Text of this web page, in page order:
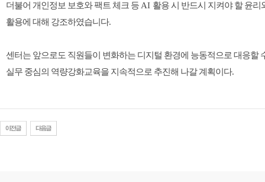
더불어 개인정보 보호와 팩트 체크 등 AI 활용 시 반드시 지켜야 할 윤
활용에 대해 강조하였습니다.
센터는 앞으로도 직원들이 변화하는 디지털 환경에 능동적으로 대응할
실무 중심의 역량강화교육을 지속적으로 추진해 나갈 계획이다.